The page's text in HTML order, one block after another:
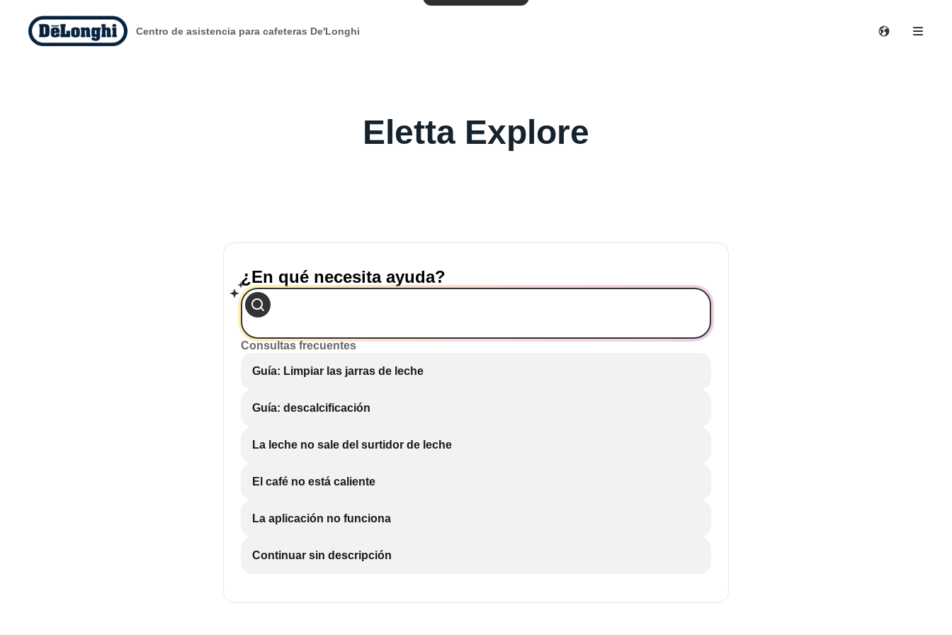
Centro de asistencia para cafeteras De'Longhi
Eletta Explore
¿En qué necesita ayuda?
Consultas frecuentes
Guía: Limpiar las jarras de leche
Guía: descalcificación
La leche no sale del surtidor de leche
El café no está caliente
La aplicación no funciona
Continuar sin descripción